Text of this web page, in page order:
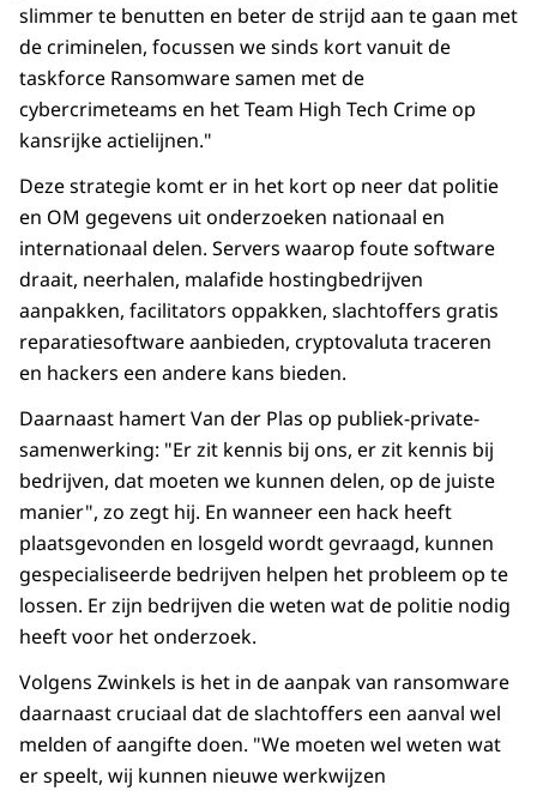
slimmer te benutten en beter de strijd aan te gaan met
de criminelen, focussen we sinds kort vanuit de
taskforce Ransomware samen met de
cybercrimeteams en het Team High Tech Crime op
kansrijke actielijnen."
Deze strategie komt er in het kort op neer dat politie
en OM gegevens uit onderzoeken nationaal en
internationaal delen. Servers waarop foute software
draait, neerhalen, malafide hostingbedrijven
aanpakken, facilitators oppakken, slachtoffers gratis
reparatiesoftware aanbieden, cryptovaluta traceren
en hackers een andere kans bieden.
Daarnaast hamert Van der Plas op publiek-private-
samenwerking: "Er zit kennis bij ons, er zit kennis bij
bedrijven, dat moeten we kunnen delen, op de juiste
manier", zo zegt hij. En wanneer een hack heeft
plaatsgevonden en losgeld wordt gevraagd, kunnen
gespecialiseerde bedrijven helpen het probleem op te
lossen. Er zijn bedrijven die weten wat de politie nodig
heeft voor het onderzoek.
Volgens Zwinkels is het in de aanpak van ransomware
daarnaast cruciaal dat de slachtoffers een aanval wel
melden of aangifte doen. "We moeten wel weten wat
er speelt, wij kunnen nieuwe werkwijzen